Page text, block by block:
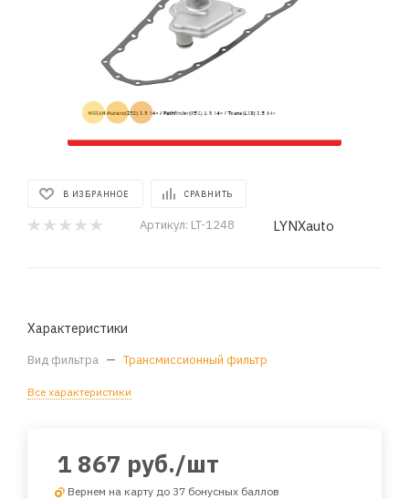
В ИЗБРАННОЕ СРАВНИТЬ
Артикул: LT-1248 LYNXauto
Характеристики
Вид фильтра — Трансмиссионный фильтр
Все характеристики
1 867 руб./шт
Вернем на карту до 37 бонусных баллов